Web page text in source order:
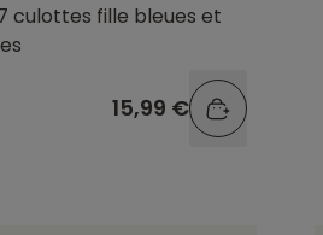
culottes fille bleues et
15,99 €